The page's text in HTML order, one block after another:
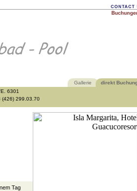
Gallerie
direkt
6301
(426) 299.03.70
Tag